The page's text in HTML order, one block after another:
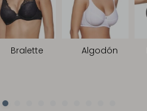
Bralette Algodón